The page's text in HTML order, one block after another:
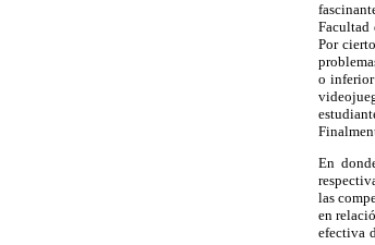
Facultad
Por
o
En
las
en
efectiva